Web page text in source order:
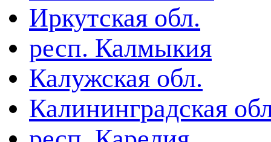
Иркутская обл.
респ. Калмыкия
Калужская обл.
Калининградская